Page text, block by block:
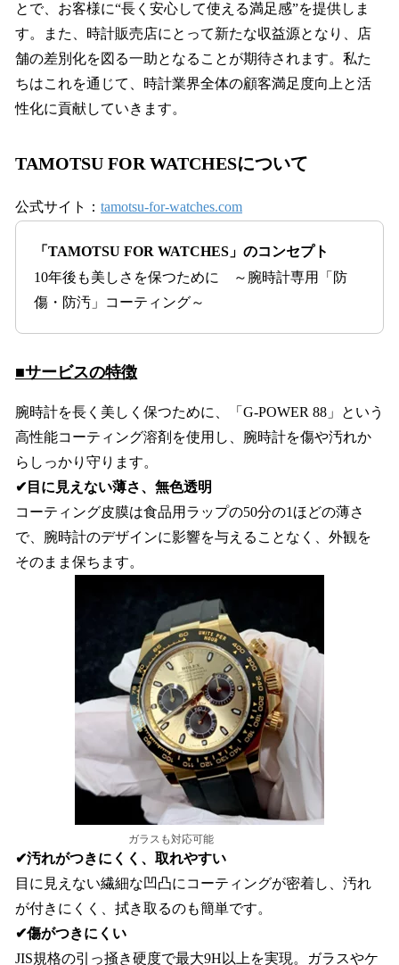
とで、お客様に“長く安心して使える満足感”を提供しま
す。また、時計販売店にとって新たな収益源となり、店
舗の差別化を図る一助となることが期待されます。私た
ちはこれを通じて、時計業界全体の顧客満足度向上と活
性化に貢献していきます。
TAMOTSU FOR WATCHESについて
公式サイト： tamotsu-for-watches.com
「TAMOTSU FOR WATCHES」のコンセプト
10年後も美しさを保つために ～腕時計専用「防
傷・防汚」コーティング～
■サービスの特徴
腕時計を長く美しく保つために、「G-POWER 88」という
高性能コーティング溶剤を使用し、腕時計を傷や汚れか
らしっかり守ります。
✔目に見えない薄さ、無色透明
コーティング皮膜は食品用ラップの50分の1ほどの薄さ
で、腕時計のデザインに影響を与えることなく、外観を
そのまま保ちます。
ガラスも対応可能
✔汚れがつきにくく、取れやすい
目に見えない繊細な凹凸にコーティングが密着し、汚れ
が付きにくく、拭き取るのも簡単です。
✔傷がつきにくい
JIS規格の引っ掻き硬度で最大9H以上を実現。ガラスやケ